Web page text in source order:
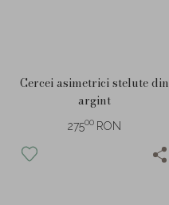
Cercei asimetrici stelute din
argint
27500 RON